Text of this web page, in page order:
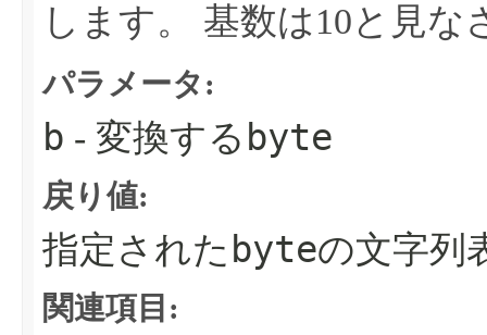
します。
基数は10と見な
パラメータ:
b - 変換する byte
戻り値:
指定された byteの文字列
関連項目: